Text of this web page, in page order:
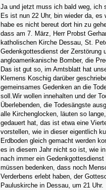
Ja und jetzt muss ich bald weg, ich
Es ist nun 22 Uhr, bin wieder da, es
habe es nicht bereut dort hin zu
dass am 7. März, Herr Probst
katholischen Kirche Dessau, St.
Gedenkgottesdienst der Zerstörung
angloamerikanische Bomber, die
Das ist gut so, im Amtsblatt hat
Klemens Koschig darüber
gemeinsames Gedenken an die
soll.Wir wollen innehalten und der
Überlebenden, die Todesängste
alle Kirchenglocken, läuten so
gedauert hat, das ist etwa eine
vorstellen, wie in dieser eigentlich
Erdboden gleich gemacht werden
es in diesem Jahr nicht so ist, wie
nach immer ein
müssen bedenken, dass noch
Verderbens erlebt haben, der
Pauluskirche in Dessau, um 21 Uhr.